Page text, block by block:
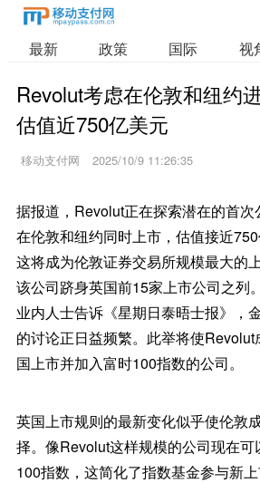
最新 政策 国际 视
Revolut考虑在伦敦和纽约
估值近750亿美元
移动支付网 2025/10/9 11:26:35
据报道，Revolut正在探索潜在的首
在伦敦和纽约同时上市，估值接近
这将成为伦敦证券交易所规模最大的
该公司跻身英国前15家上市公司之列
业内人士告诉《星期日泰晤士报》，
的讨论正日益频繁。此举将使
国上市并加入富时100指数的公司。
英国上市规则的最新变化似乎使伦敦
择。像Revolut这样规模的公司现在
100指数，这简化了指数基金参与新